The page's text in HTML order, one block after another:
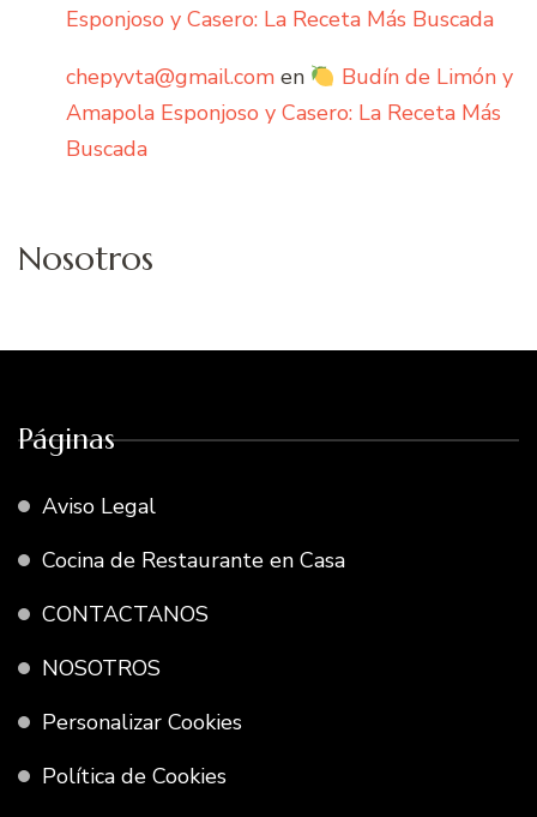
Esponjoso y Casero: La Receta Más Buscada
chepyvta@gmail.com en
Budín de Limón y
Amapola Esponjoso y Casero: La Receta Más
Buscada
Nosotros
Páginas
Aviso Legal
Cocina de Restaurante en Casa
CONTACTANOS
NOSOTROS
Personalizar Cookies
Política de Cookies